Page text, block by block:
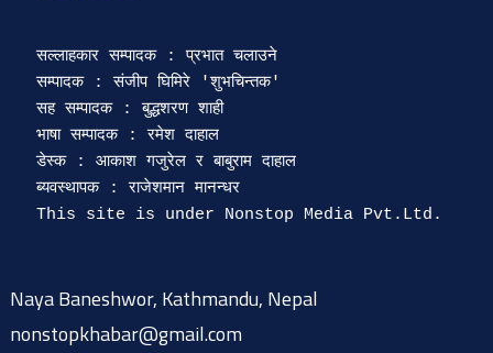
सल्लाहकार सम्पादक : प्रभात चलाउने
सम्पादक : संजीप घिमिरे 'शुभचिन्तक'
सह सम्पादक : बुद्धशरण शाही
भाषा सम्पादक : रमेश दाहाल
डेस्क : आकाश गजुरेल र बाबुराम दाहाल
ब्यवस्थापक : राजेशमान मानन्धर
Naya Baneshwor, Kathmandu, Nepal
nonstopkhabar@gmail.com